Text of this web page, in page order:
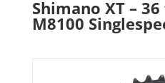
Shimano XT –
M8100